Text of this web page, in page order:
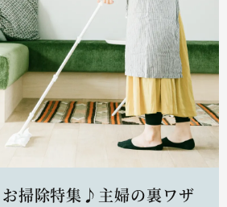
掃除特集♪主婦の裏ワザ